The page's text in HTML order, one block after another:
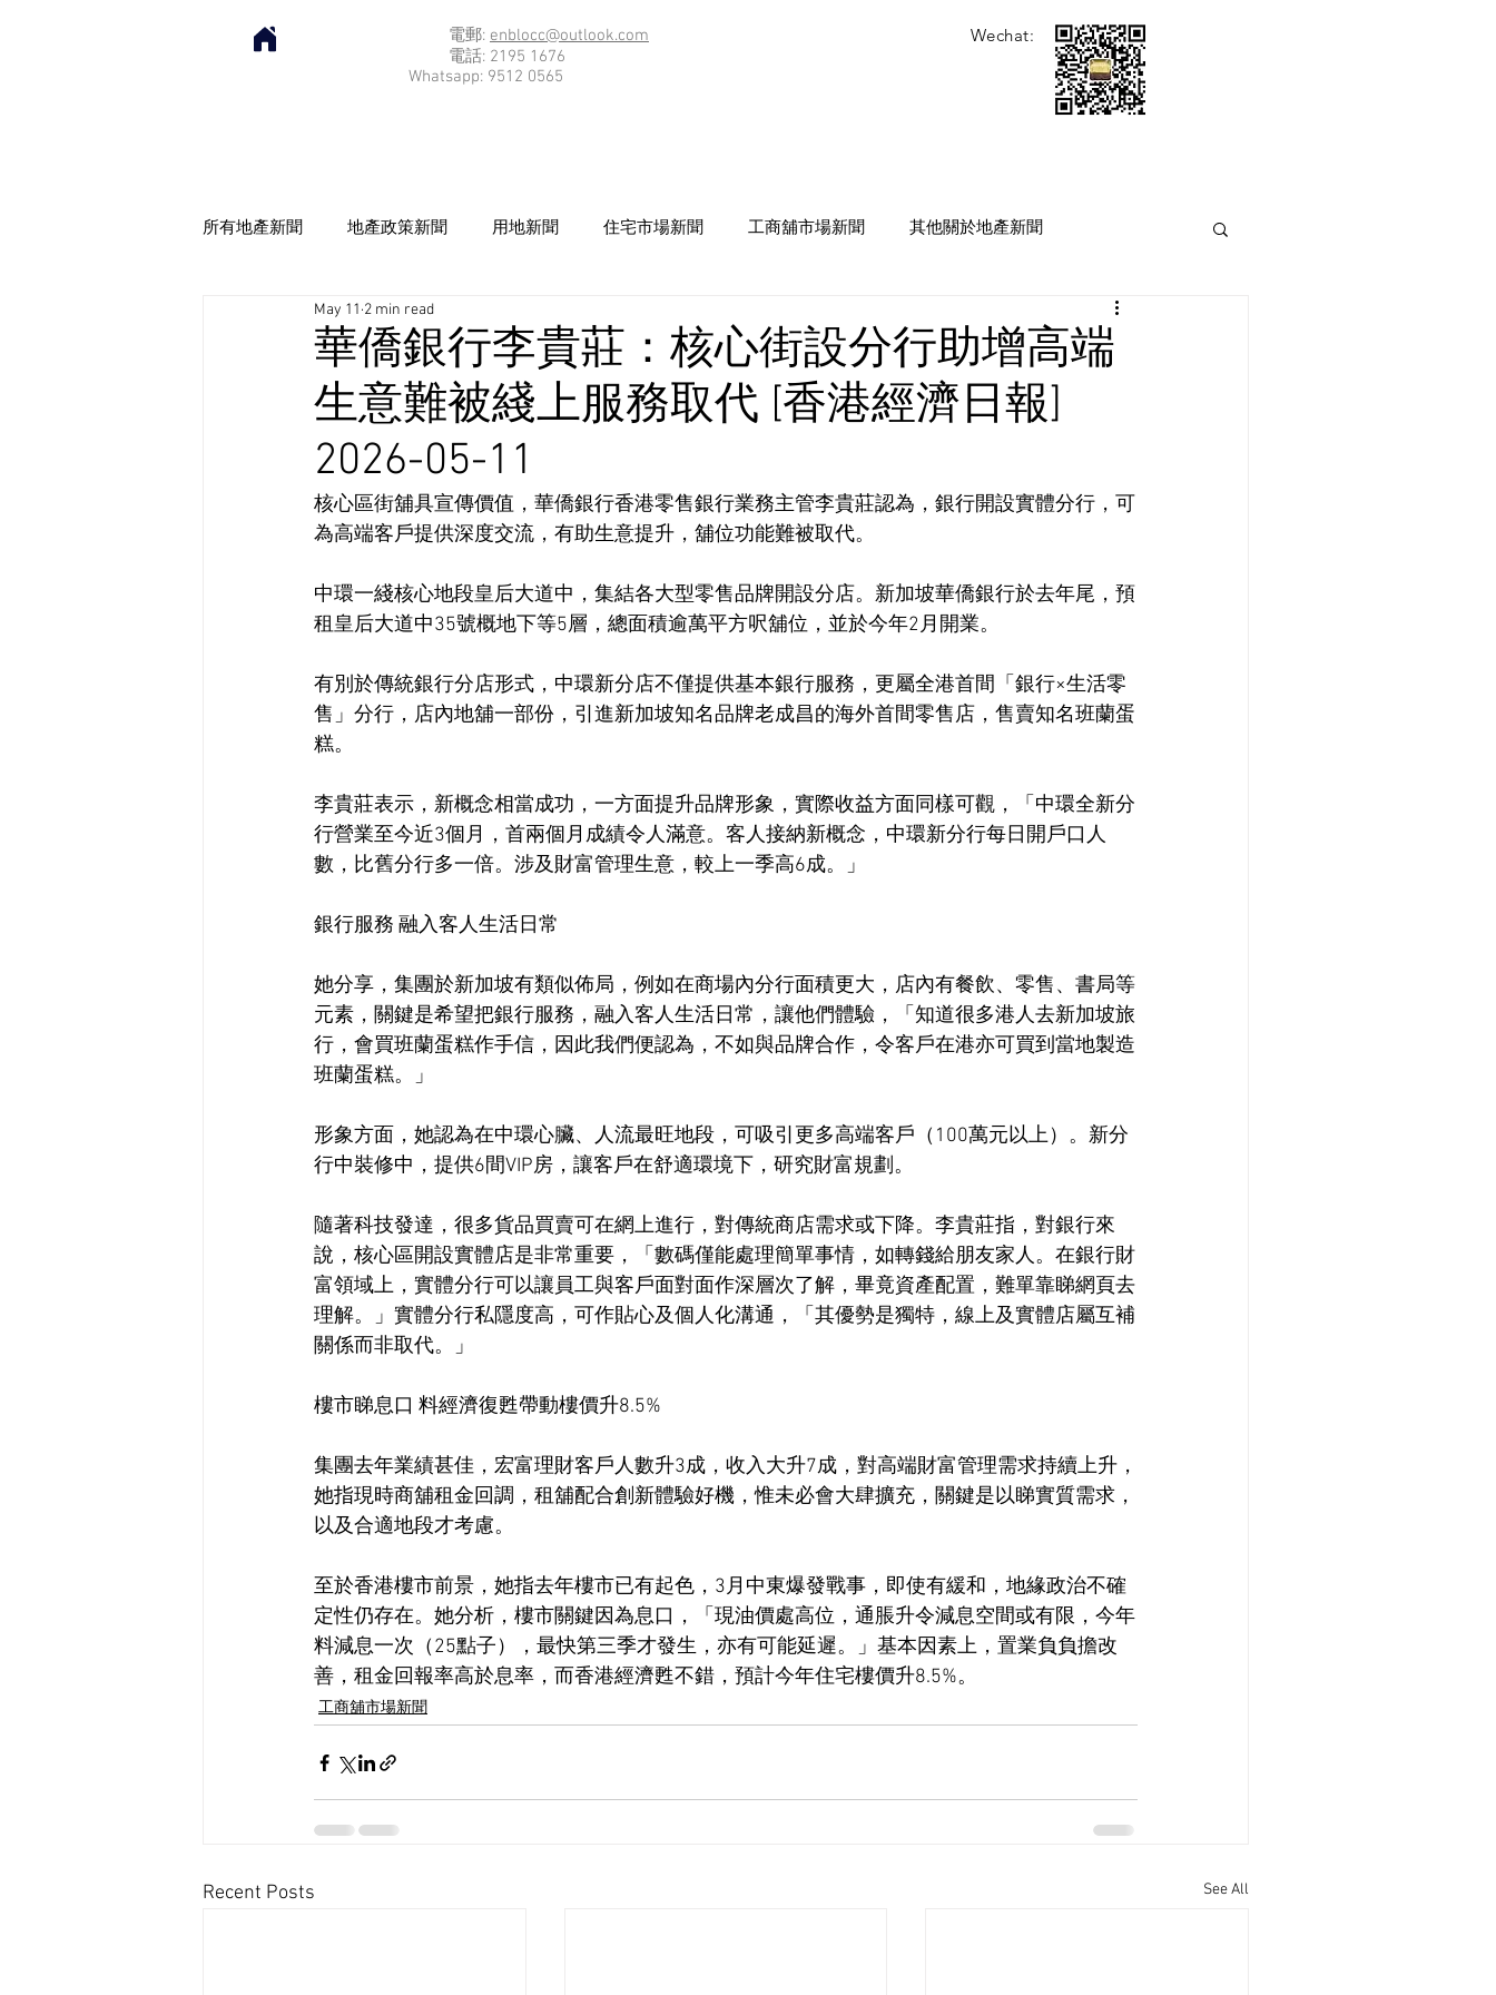
電郵: enblocc@outlook.com
電話: 2195 1676
Whatsapp: 9512 0565
Wechat:
所有地產新聞 地產政策新聞 用地新聞 住宅市場新聞 工商舖市場新聞 其他關於地產新聞
華僑銀行李貴莊：核心街設分行助增高端
生意難被綫上服務取代 [香港經濟日報]
2026-05-11
May 11 2 min read
核心區街舖具宣傳價值，華僑銀行香港零售銀行業務主管李貴莊認為，銀行開設實體分行，可
為高端客戶提供深度交流，有助生意提升，舖位功能難被取代。
中環一綫核心地段皇后大道中，集結各大型零售品牌開設分店。新加坡華僑銀行於去年尾，預
租皇后大道中35號概地下等5層，總面積逾萬平方呎舖位，並於今年2月開業。
有別於傳統銀行分店形式，中環新分店不僅提供基本銀行服務，更屬全港首間「銀行×生活零
售」分行，店內地舖一部份，引進新加坡知名品牌老成昌的海外首間零售店，售賣知名班蘭蛋
糕。
李貴莊表示，新概念相當成功，一方面提升品牌形象，實際收益方面同樣可觀，「中環全新分
行營業至今近3個月，首兩個月成績令人滿意。客人接納新概念，中環新分行每日開戶口人
數，比舊分行多一倍。涉及財富管理生意，較上一季高6成。」
銀行服務 融入客人生活日常
她分享，集團於新加坡有類似佈局，例如在商場內分行面積更大，店內有餐飲、零售、書局等
元素，關鍵是希望把銀行服務，融入客人生活日常，讓他們體驗，「知道很多港人去新加坡旅
行，會買班蘭蛋糕作手信，因此我們便認為，不如與品牌合作，令客戶在港亦可買到當地製造
班蘭蛋糕。」
形象方面，她認為在中環心臟、人流最旺地段，可吸引更多高端客戶（100萬元以上）。新分
行中裝修中，提供6間VIP房，讓客戶在舒適環境下，研究財富規劃。
隨著科技發達，很多貨品買賣可在網上進行，對傳統商店需求或下降。李貴莊指，對銀行來
說，核心區開設實體店是非常重要，「數碼僅能處理簡單事情，如轉錢給朋友家人。在銀行財
富領域上，實體分行可以讓員工與客戶面對面作深層次了解，畢竟資產配置，難單靠睇網頁去
理解。」實體分行私隱度高，可作貼心及個人化溝通，「其優勢是獨特，線上及實體店屬互補
關係而非取代。」
樓市睇息口 料經濟復甦帶動樓價升8.5%
集團去年業績甚佳，宏富理財客戶人數升3成，收入大升7成，對高端財富管理需求持續上升，
她指現時商舖租金回調，租舖配合創新體驗好機，惟未必會大肆擴充，關鍵是以睇實質需求，
以及合適地段才考慮。
至於香港樓市前景，她指去年樓市已有起色，3月中東爆發戰事，即使有緩和，地緣政治不確
定性仍存在。她分析，樓市關鍵因為息口，「現油價處高位，通脹升令減息空間或有限，今年
料減息一次（25點子），最快第三季才發生，亦有可能延遲。」基本因素上，置業負負擔改
善，租金回報率高於息率，而香港經濟甦不錯，預計今年住宅樓價升8.5%。
工商舖市場新聞
Recent Posts See All